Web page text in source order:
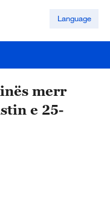
Language
merr
e 25-